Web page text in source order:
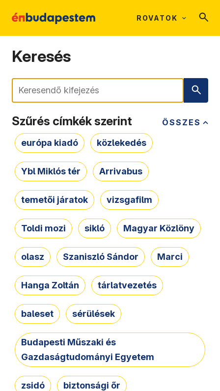
ROVATOK
Keresés
Keresés
ÖSSZES
Szűrés címkék szerint
európa kiadó közlekedés
Ybl Miklós tér Arrivabus
temetői járatok vizsgafilm
Toldi mozi sikló Magyar Közlöny
olasz Szaniszló Sándor Marci
Hanga Zoltán tárlatvezetés
baleset sérülések
Budapesti Műszaki és
Gazdaságtudományi Egyetem
zsidó biztonsági őr